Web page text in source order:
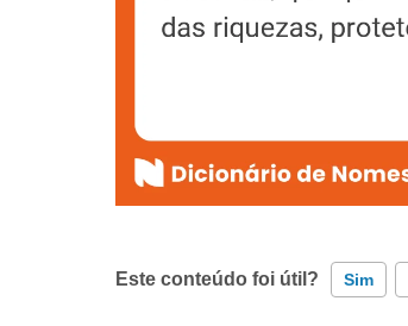
Este conteúdo foi útil? Sim